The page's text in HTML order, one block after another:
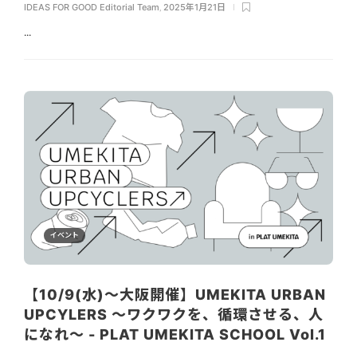
IDEAS FOR GOOD Editorial Team 2025年1月21日
...
イベント
【10/9(水)～大阪開催】UMEKITA URBAN
UPCYLERS 〜ワクワクを、循環させる、人
になれ〜 - PLAT UMEKITA SCHOOL Vol.1